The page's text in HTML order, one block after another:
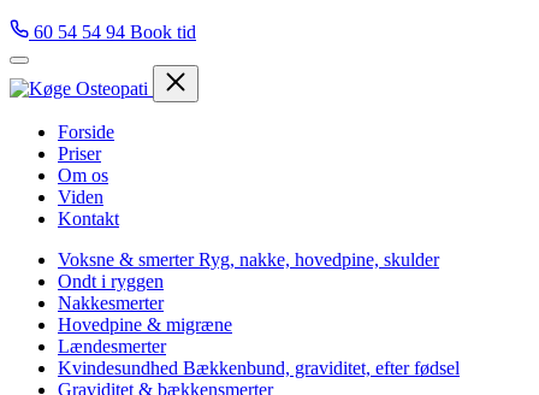
60 54 54 94 Book tid
Forside
Priser
Om os
Viden
Kontakt
Voksne & smerter Ryg, nakke, hovedpine, skulder
Ondt i ryggen
Nakkesmerter
Hovedpine & migræne
Lændesmerter
Kvindesundhed Bækkenbund, graviditet, efter fødsel
Graviditet & bækkensmerter